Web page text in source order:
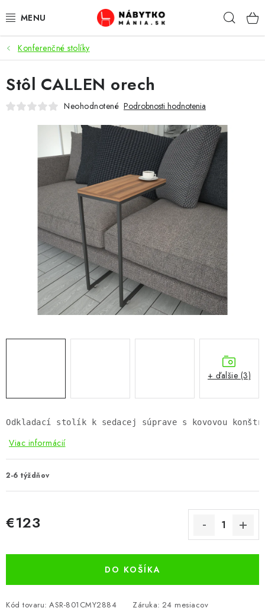
na
VÝPREDAJ
NOVINKY
OBÝVACIA IZBA
SPÁĽŇA
PREDSIENE
PRACOVŇA / KANCELÁRIA
KÚPEĽŇA
DETSKÉ A ŠTUDENTSKÉ
Kontakty Podmienky ochrany osobných údajov
Registrace
Reklamácie a odstúpenie od zmluvy
Obchodné podmienky 2024
Konferenčné stolíky
Odkladací stolík k sedacej súprave s kovovou
Viac informácií
2-6 týždňov
€123
DO KOŠÍKA
Kód tovaru: ASR-801CMY2884 Záruka: 24 mesiacov
Stôl CALLEN orech
Neohodnotené Podrobnosti hodnotenia
+ ďalšie (3)